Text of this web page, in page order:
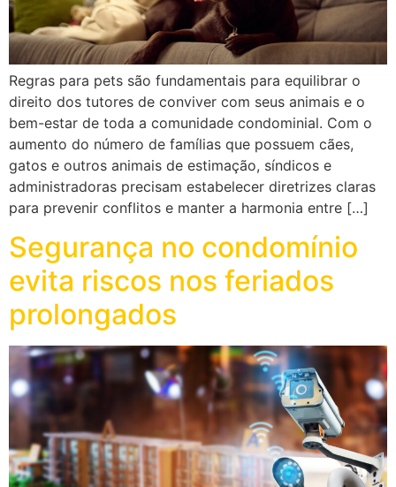
Regras para pets são fundamentais para equilibrar o
direito dos tutores de conviver com seus animais e o
bem-estar de toda a comunidade condominial. Com o
aumento do número de famílias que possuem cães,
gatos e outros animais de estimação, síndicos e
administradoras precisam estabelecer diretrizes claras
para prevenir conflitos e manter a harmonia entre […]
Segurança no condomínio
evita riscos nos feriados
prolongados